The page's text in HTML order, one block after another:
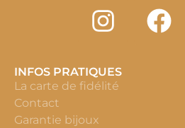
INFOS PRATIQUES
La carte de fidélité
Contact
Garantie bijoux